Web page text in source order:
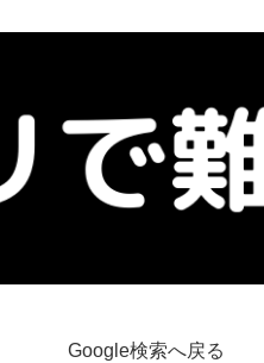
Google検索へ戻る